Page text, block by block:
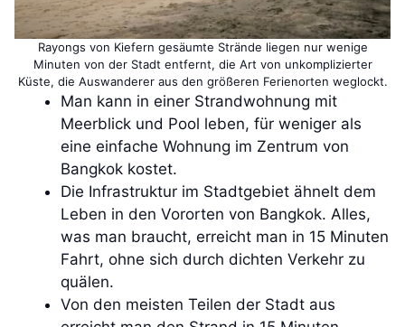
Rayongs von Kiefern gesäumte Strände liegen nur wenige
Minuten von der Stadt entfernt, die Art von unkomplizierter
Küste, die Auswanderer aus den größeren Ferienorten weglockt.
Man kann in einer Strandwohnung mit
Meerblick und Pool leben, für weniger als
eine einfache Wohnung im Zentrum von
Bangkok kostet.
Die Infrastruktur im Stadtgebiet ähnelt dem
Leben in den Vororten von Bangkok. Alles,
was man braucht, erreicht man in 15 Minuten
Fahrt, ohne sich durch dichten Verkehr zu
quälen.
Von den meisten Teilen der Stadt aus